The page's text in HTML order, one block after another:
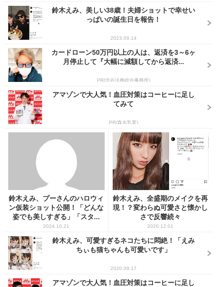
鈴木えみ、美しい38歳！夫婦ショットで幸せい
っぱいの誕生日を報告！
2023.09.14
カードローン50万円以上の人は、返済を3～6ヶ
月停止して『大幅に減額してから返済...
PR(渋谷法務総合事務所)
アマゾンで大人気！血圧対策はコーヒーに足し
てみて
PR(森永乳業)
鈴木えみ、プーさんのハロウィ
ン仮装ショット公開！「どんな
姿でも美しすぎる」「スタ...
2024.10.21
鈴木えみ、全盛期のメイクを再
現！？変わらぬ可愛さと懐かし
さで反響続々
2020.12.01
鈴木えみ、可愛すぎるネコたちに悶絶！「えみ
ちぃも猫ちゃんも可愛いです」
2020.09.17
アマゾンで大人気！血圧対策はコーヒーに足し